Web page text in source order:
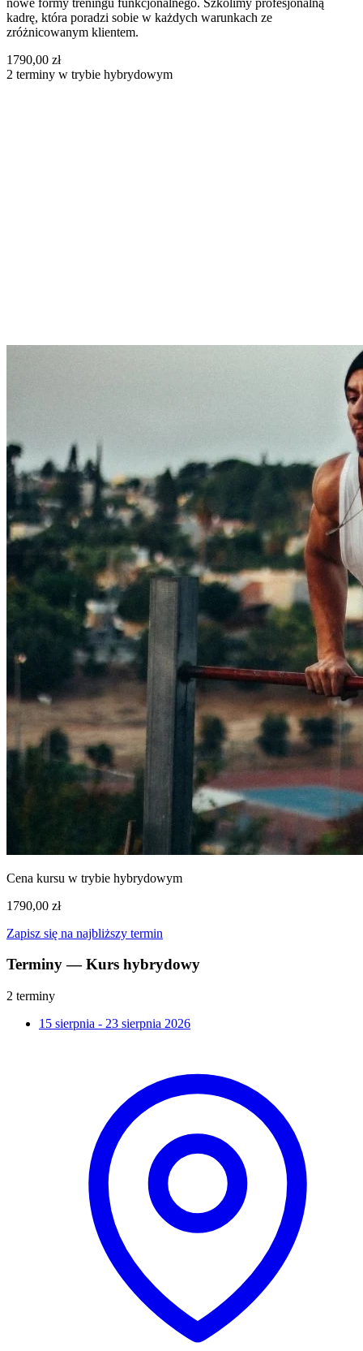
kadrę, która poradzi sobie w każdych warunkach ze
zróżnicowanym klientem.
1790,00 zł
2 terminy w trybie hybrydowym
Cena kursu w trybie hybrydowym
1790,00 zł
Zapisz się na najbliższy termin
Terminy — Kurs hybrydowy
2 terminy
15 sierpnia - 23 sierpnia 2026